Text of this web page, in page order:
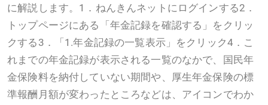
に解説します。1．ねんきんネットにログインする2．
トップページにある「年金記録を確認する」をクリッ
クする3．「1.年金記録の一覧表示」をクリック4．こ
れまでの年金記録が表示される一覧のなかで、国民年
金保険料を納付していない期間や、厚生年金保険の標
準報酬月額が変わったところなどは、アイコンでわか